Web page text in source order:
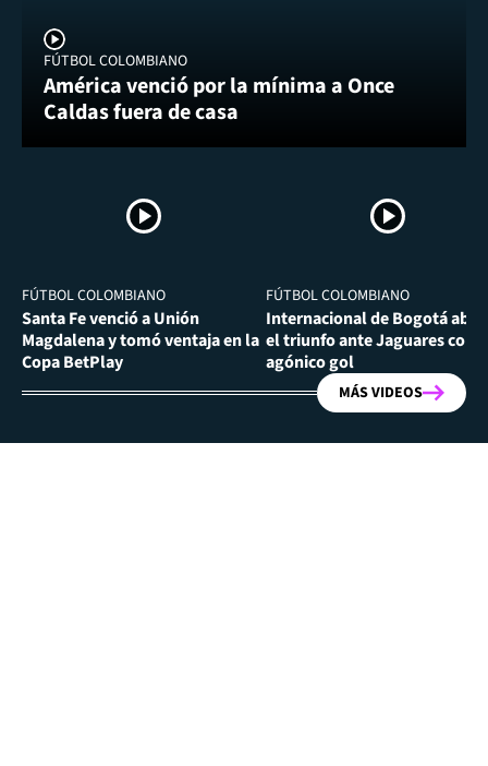
FÚTBOL COLOMBIANO
América venció por la mínima a Once
Caldas fuera de casa
FÚTBOL COLOMBIANO
Santa Fe venció a Unión
Magdalena y tomó ventaja en la
Copa BetPlay
FÚTBOL COLOMBIANO
Internacional de Bogotá
el triunfo ante Jaguares con
agónico gol
MÁS VIDEOS